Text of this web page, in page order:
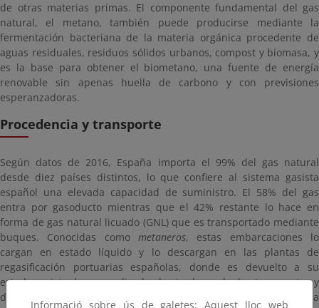
de otras materias primas. El componente fundamental del gas
natural, el metano, también puede producirse mediante la
fermentación bacteriana de la materia orgánica procedente de
aguas residuales, residuos sólidos urbanos, compost y biomasa, y
es la base para obtener el biometano, una fuente de energía
renovable sin apenas huella de carbono y con previsiones
esperanzadoras.
Procedencia y transporte
Según datos de 2016, España importa el 99% del gas natural
desde diez países distintos, lo que confiere al sistema gasista
español una elevada capacidad de suministro. El 58% del gas
entra por gasoducto mientras que el 42% restante lo hace en
forma de gas natural licuado (GNL) que es transportado mediante
buques. Conocidas como metaneros, estas embarcaciones lo
cargan en estado líquido y lo descargan en las plantas de
regasificación portuarias españolas, donde es devuelto a su
estado original y canalizado hacia la red de transporte y
distribución. Con un 37% del total europeo almacenado, España
Informació sobre ús de galetes: Aquest lloc web